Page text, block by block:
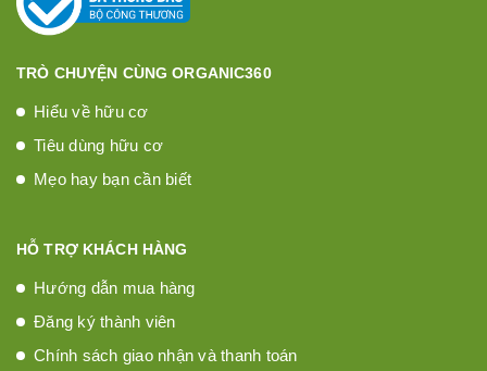
TRÒ CHUYỆN CÙNG ORGANIC360
Hiểu về hữu cơ
Tiêu dùng hữu cơ
Mẹo hay bạn cần biết
HỖ TRỢ KHÁCH HÀNG
Hướng dẫn mua hàng
Đăng ký thành viên
Chính sách giao nhận và thanh toán